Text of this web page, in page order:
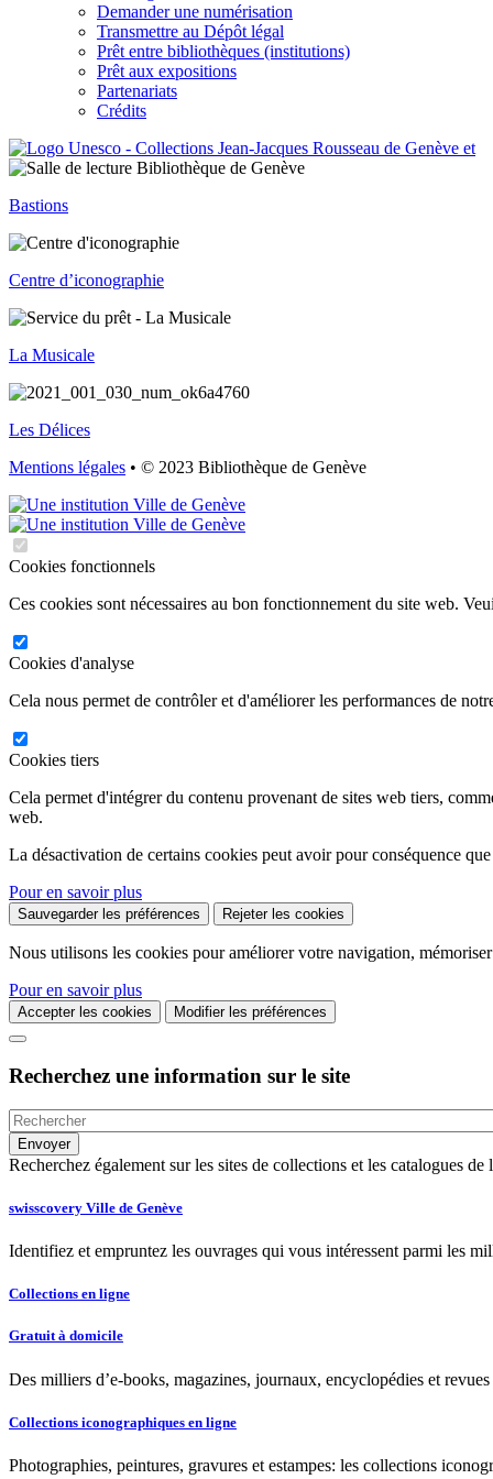
Demander une numérisation
Transmettre au Dépôt légal
Prêt entre bibliothèques (institutions)
Prêt aux expositions
Partenariats
Crédits
Bastions
Centre d’iconographie
La Musicale
Les Délices
Mentions légales • © 2023 Bibliothèque de Genève
Cookies fonctionnels
Ces cookies sont nécessaires au bon fonctionnement du site web.
Cookies d'analyse
Cela nous permet de contrôler et d'améliorer les performances de
Cookies tiers
Cela permet d'intégrer du contenu provenant de sites web tiers,
web.
La désactivation de certains cookies peut avoir pour conséquence
Pour en savoir plus
Sauvegarder les préférences Rejeter les cookies
Nous utilisons les cookies pour améliorer votre navigation,
Pour en savoir plus
Accepter les cookies Modifier les préférences
Recherchez une information sur le site
Recherchez également sur les sites de collections et les catalogues
swisscovery Ville de Genève
Identifiez et empruntez les ouvrages qui vous intéressent parmi les
Collections en ligne
Gratuit à domicile
Des milliers d’e-books, magazines, journaux, encyclopédies et
Collections iconographiques en ligne
Photographies, peintures, gravures et estampes: les collections